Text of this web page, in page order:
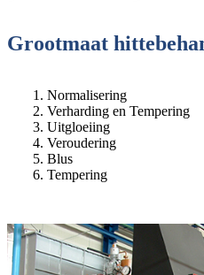
Grootmaat
Normalisering
Verharding en Tempering
Uitgloeiing
Veroudering
Blus
Tempering